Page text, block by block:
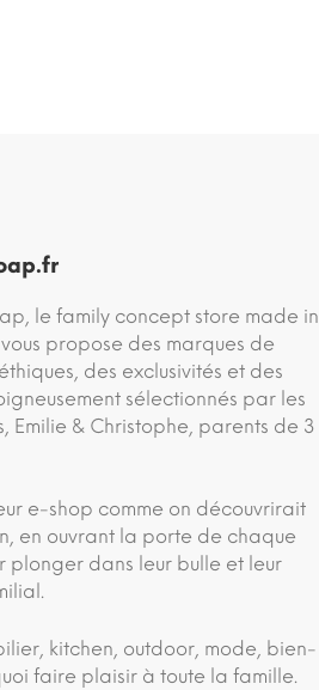
le family concept store made in
propose des marques de
des exclusivités et des
sélectionnés par les
Emilie & Christophe, parents de 3
e-shop comme on découvrirait
en ouvrant la porte de chaque
plonger dans leur bulle et leur
kitchen, outdoor, mode, bien-
faire plaisir à toute la famille.